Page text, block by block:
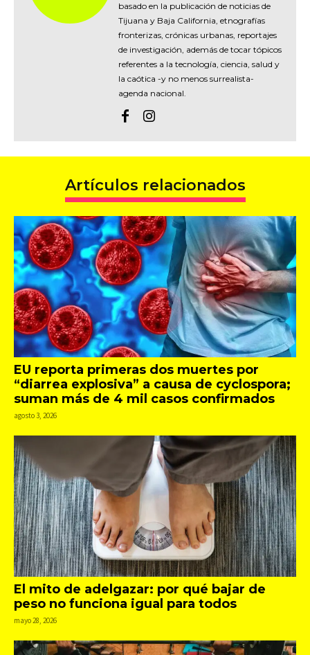
basado en la publicación de noticias de
Tijuana y Baja California, etnografías
fronterizas, crónicas urbanas, reportajes
de investigación, además de tocar tópicos
referentes a la tecnología, ciencia, salud y
la caótica -y no menos surrealista-
agenda nacional.
Artículos relacionados
EU reporta primeras dos muertes por
“diarrea explosiva” a causa de cyclospora;
suman más de 4 mil casos confirmados
agosto 3, 2026
El mito de adelgazar: por qué bajar de
peso no funciona igual para todos
mayo 28, 2026